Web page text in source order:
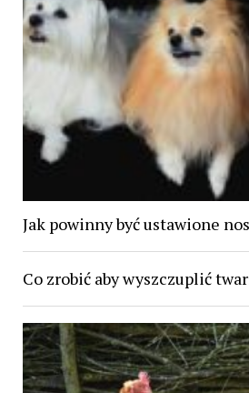
Jak powinny być ustawione
Co zrobić aby wyszczuplić